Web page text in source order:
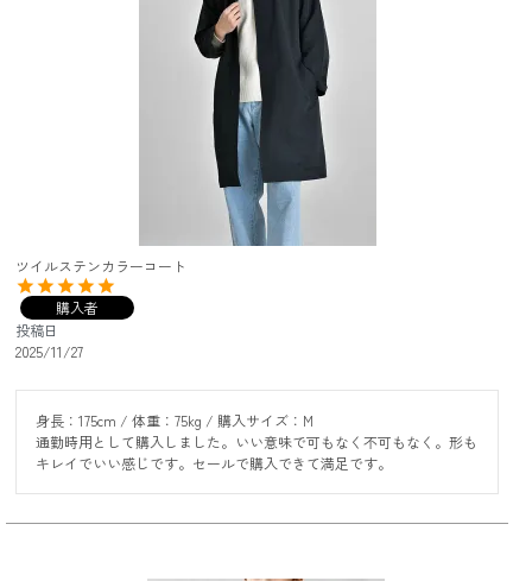
ツイルステンカラーコート
購入者
投稿日
2025/11/27
身長：175cm / 体重：75kg / 購入サイズ：M
通勤時用として購入しました。いい意味で可もなく不可もなく。形も
キレイでいい感じです。セールで購入できて満足です。